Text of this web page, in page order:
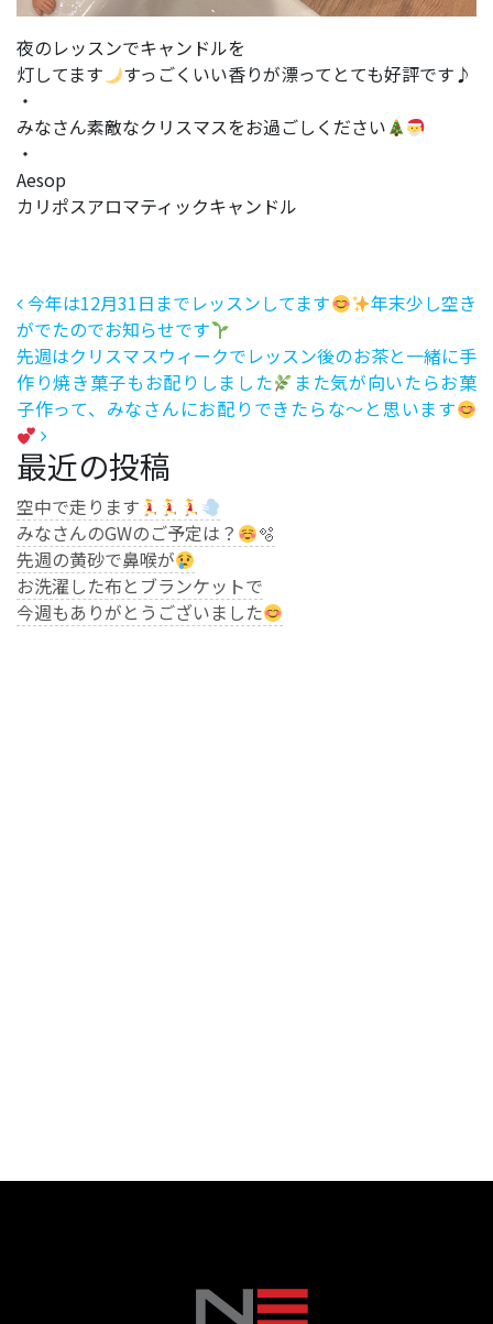
夜のレッスンでキャンドルを
灯してます
すっごくいい香りが漂ってとても好評です♪
・
みなさん素敵なクリスマスをお過ごしください
・
Aesop
カリポスアロマティックキャンドル
投稿ナビゲーション
今年は12月31日までレッスンしてます
年末少し空き
がでたのでお知らせです
先週はクリスマスウィークでレッスン後のお茶と一緒に手
作り焼き菓子もお配りしました
また気が向いたらお菓
子作って、みなさんにお配りできたらな〜と思います
最近の投稿
空中で走ります
みなさんのGWのご予定は？
🫧
先週の黄砂で鼻喉が
お洗濯した布とブランケットで
今週もありがとうございました